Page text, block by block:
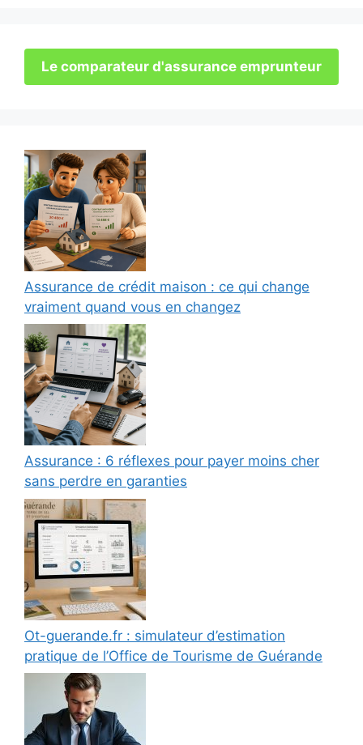
Le comparateur d'assurance emprunteur
Assurance de crédit maison : ce qui change
vraiment quand vous en changez
Assurance : 6 réflexes pour payer moins cher
sans perdre en garanties
Ot-guerande.fr : simulateur d’estimation
pratique de l’Office de Tourisme de Guérande